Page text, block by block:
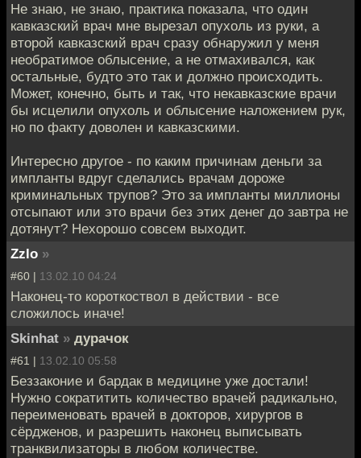
Не знаю, не знаю, практика показала, что один
кавказский врач мне вырезал опухоль из руки, а
второй кавказский врач сразу обнаружил у меня
необратимое облысение, а не отмахивался, как
остальные, будто это так и должно происходить.
Может, конечно, быть и так, что некавказские врачи
бы исцелили опухоль и облысение наложением рук,
но по факту доволен и кавказскими.
Интересно другое - по каким причинам деньги за
импланты вдруг сделались врачам дороже
криминальных трупов? Это за импланты миллионы
отсыпают или это врачи без этих денег до завтра не
дотянут? Нехорошо совсем выходит.
Zzlo »
#60 | 13.02.10 04:24
Наконец-то короткоствол в действии - все
сложилось иначе!
Skinhat » дурачок
#61 | 13.02.10 05:58
Беззаконие и бардак в медицине уже достали!
Нужно сократитить количество врачей радикально,
переименовать врачей в докторов, хирургов в
сёрдженов, и разрешить наконец выписывать
транквилизаторы в любом количестве.